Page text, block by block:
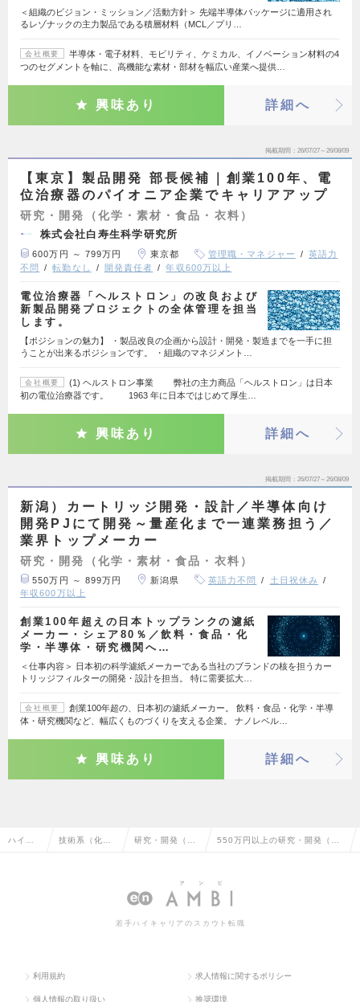
＜組織のビジョン・ミッション／活動方針＞ 先端半導体パッケージに適用され
るレゾナックの主力製品である積層材料（MCL／プリ…
会社概要
半導体・電子材料、モビリティ、ケミカル、イノベーション材料の4
つのセグメントを軸に、高機能な素材・部材を幅広い産業へ提供…
興味あり 詳細へ
掲載期間 26/07/27～26/08/09
【東京】製品開発 部長候補｜創業100年、電
位治療器のパイオニア企業でキャリアアップ
研究・開発（化学・素材・食品・衣料）
株式会社白寿生科学研究所
600万円 ～ 799万円 東京都 管理職・マネジャー
英語力
不問
転勤なし 開発責任者 年収600万以上
電位治療器「ヘルストロン」の改良および
新製品開発プロジェクトの全体管理を担当
します。
【ポジションの魅力】 ・製品改良の企画から設計・開発・製造までを一手に担
うことが出来るポジションです。 ・組織のマネジメント…
会社概要
(1) ヘルストロン事業 弊社の主力商品「ヘルストロン」は日本
初の電位治療器です。 1963 年に日本ではじめて厚生…
興味あり 詳細へ
掲載期間 26/07/27～26/08/09
新潟）カートリッジ開発・設計／半導体向け
開発PJにて開発～量産化まで一連業務担う／
業界トップメーカー
研究・開発（化学・素材・食品・衣料）
550万円 ～ 899万円 新潟県 英語力不問
土日祝休み
年収600万以上
創業100年超えの日本トップランクの濾紙
メーカー・シェア80％／飲料・食品・化
学・半導体・研究機関へ…
＜仕事内容＞ 日本初の科学濾紙メーカーである当社のブランドの核を担うカー
トリッジフィルターの開発・設計を担当。 特に需要拡大…
会社概要
創業100年超の、日本初の濾紙メーカー。 飲料・食品・化学・半導
体・研究機関など、幅広くものづくりを支える企業。 ナノレベル…
興味あり 詳細へ
ハイク 技術系（化 研究・開発（化
品・衣料）
550万円以上の研究・開発（化
職・求人情報一覧
若手ハイキャリアのスカウト転職
利用規約 求人情報に関するポリシー
個人情報の取り扱い 推奨環境